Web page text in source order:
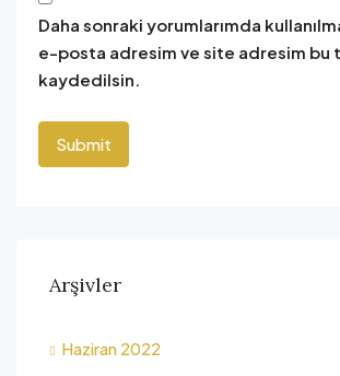
Daha sonraki yorumlarımda
e-posta adresim ve site adresim bu
kaydedilsin.
Arşivler
Haziran 2022